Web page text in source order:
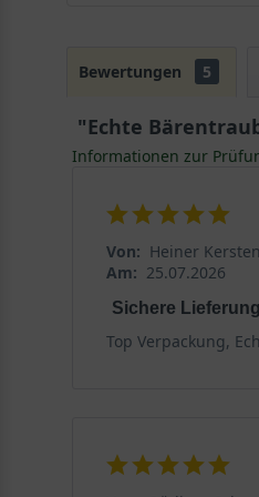
Bewertungen 5
"Echte
Informationen zur
Von: Heiner Kersten
Am: 25.07.2026
Sichere Lieferung
Top Verpackung,